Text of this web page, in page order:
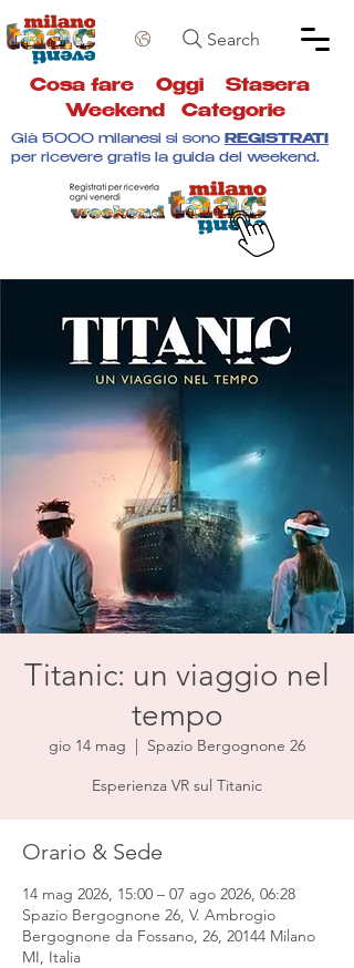
Search
Cosa fare Oggi Stasera
Weekend
Categorie
Già 5000 milanesi si sono REGISTRATI
per ricevere gratis la guida del weekend.
Titanic: un viaggio nel
tempo
gio 14 mag
  |
Spazio Bergognone 26
Esperienza VR sul Titanic
Orario & Sede
14 mag 2026, 15:00 – 07 ago 2026, 06:28
Spazio Bergognone 26, V. Ambrogio
Bergognone da Fossano, 26, 20144 Milano
MI, Italia